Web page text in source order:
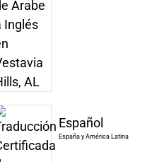
Español
España y América Latina